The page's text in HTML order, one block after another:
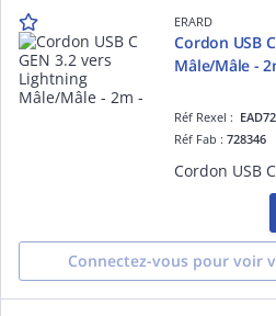
ERARD
Cordon USB
Mâle/Mâle -
Réf Rexel :
Réf Fab :728346
Connectez-vous pour voir